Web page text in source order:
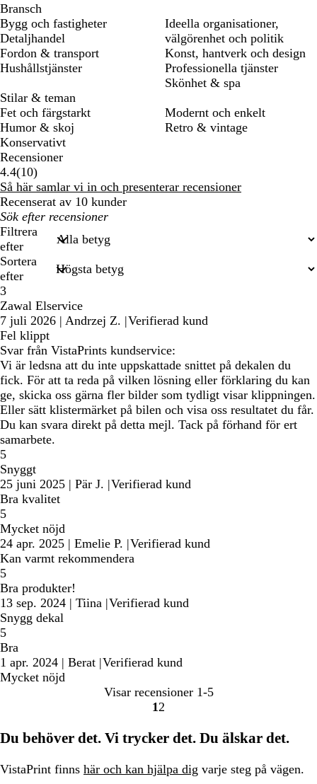
Bransch
Bygg och fastigheter
Detaljhandel
Fordon & transport
Hushållstjänster
Ideella organisationer,
välgörenhet och politik
Konst, hantverk och design
Professionella tjänster
Skönhet & spa
Stilar & teman
Fet och färgstarkt
Humor & skoj
Konservativt
Modernt och enkelt
Retro & vintage
Recensioner
4.4(1010
recensioner
)
Så här samlar vi in och presenterar recensioner
Recenserat av 10 kunder
Mina
inmatade
sökningar
Filtrera
efter
Sortera
efter
3
Zawal Elservice
7 juli 2026 | Andrzej Z. |Verifierad kund
Fel klippt
Svar från VistaPrints kundservice:
Vi är ledsna att du inte uppskattade snittet på dekalen du
fick. För att ta reda på vilken lösning eller förklaring du kan
ge, skicka oss gärna fler bilder som tydligt visar klippningen.
Eller sätt klistermärket på bilen och visa oss resultatet du får.
Du kan svara direkt på detta mejl. Tack på förhand för ert
samarbete.
5
Snyggt
25 juni 2025 | Pär J. |Verifierad kund
Bra kvalitet
5
Mycket nöjd
24 apr. 2025 | Emelie P. |Verifierad kund
Kan varmt rekommendera
5
Bra produkter!
13 sep. 2024 | Tiina |Verifierad kund
Snygg dekal
5
Bra
1 apr. 2024 | Berat |Verifierad kund
Mycket nöjd
Visar recensioner 1-5
Gå
sidan
1 Gå
sidan
2
Du behöver det. Vi trycker det. Du älskar det.
VistaPrint finns här och kan hjälpa dig varje steg på vägen.